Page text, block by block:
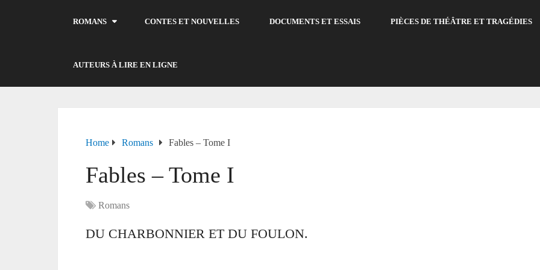
ROMANS CONTES ET NOUVELLES DOCUMENTS ET ESSAIS PIÈCES DE THÉÂTRE ET TRAGÉDIES
AUTEURS À LIRE EN LIGNE
Home Romans Fables – Tome I
Fables – Tome I
Romans
DU CHARBONNIER ET DU FOULON.